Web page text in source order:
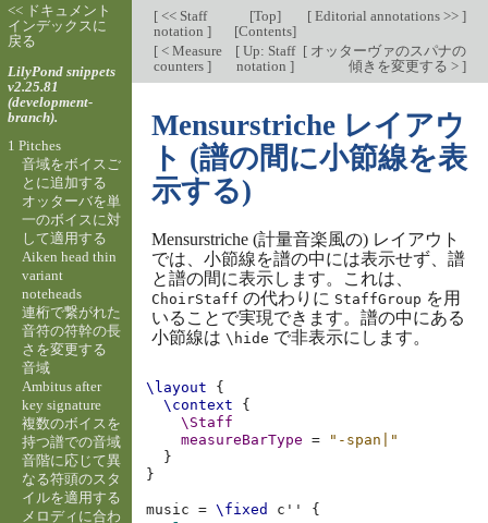
[<< Staff
notation ]
[Top]
[Contents]
[Editorial annotations >> ]
[< Measure
counters ]
[ Up: Staff
notation]
[オッターヴァのスパナの
傾きを変更する > ]
Mensurstriche レイアウ
ト (譜の間に小節線を表
示する)
Mensurstriche (計量音楽風の) レイアウト
では、小節線を譜の中には表示せず、譜
と譜の間に表示します。これは、
ChoirStaff の代わりに StaffGroup を用
いることで実現できます。譜の中にある
小節線は \hide で非表示にします。
\layout
{
\context
{
\Staff
measureBarType
=
"-span|"
}
}
music = \fixed c''
{
<< ドキュメント
インデックスに
戻る
LilyPond snippets
v2.25.81
(development-
branch).
1 Pitches
音域をボイスご
とに追加する
オッターバを単
一のボイスに対
して適用する
Aiken head thin
variant
noteheads
連桁で繋がれた
音符の符幹の長
さを変更する
音域
Ambitus after
key signature
複数のボイスを
持つ譜での音域
音階に応じて異
なる符頭のスタ
イルを適用する
メロディに合わ